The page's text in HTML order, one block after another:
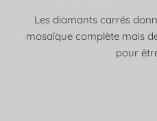
Les diamants carrés
mosaïque complète mais
pour